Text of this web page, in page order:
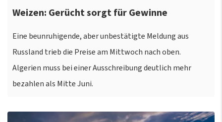
Weizen: Gerücht sorgt für Gewinne
Eine beunruhigende, aber unbestätigte Meldung aus
Russland trieb die Preise am Mittwoch nach oben.
Algerien muss bei einer Ausschreibung deutlich mehr
bezahlen als Mitte Juni.